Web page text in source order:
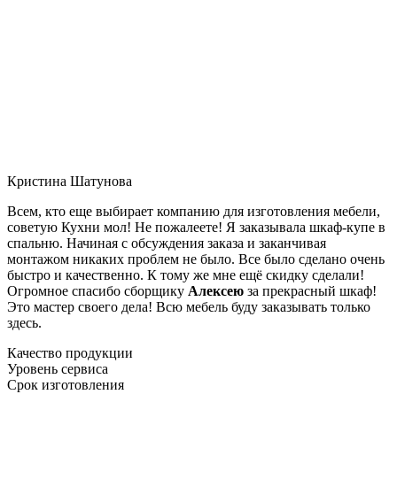
Кристина Шатунова
Всем, кто еще выбирает компанию для изготовления мебели,
советую Кухни мол! Не пожалеете! Я заказывала шкаф-купе в
спальню. Начиная с обсуждения заказа и заканчивая
монтажом никаких проблем не было. Все было сделано очень
быстро и качественно. К тому же мне ещё скидку сделали!
Огромное спасибо сборщику Алексею за прекрасный шкаф!
Это мастер своего дела! Всю мебель буду заказывать только
здесь.
Качество продукции
Уровень сервиса
Срок изготовления